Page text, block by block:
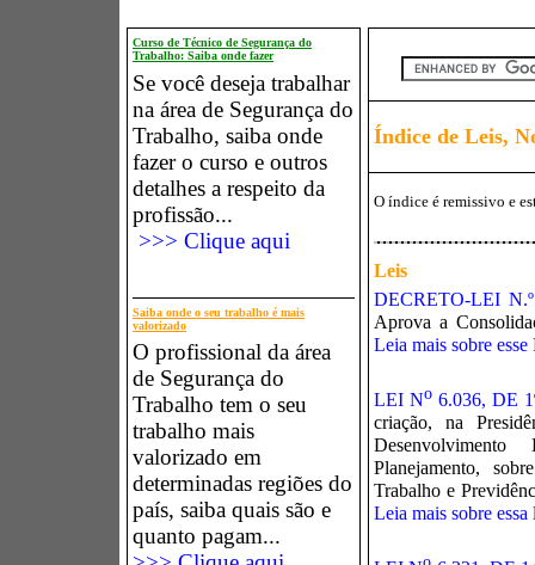
Curso de Técnico de Segurança do
Trabalho: Saiba onde fazer
Se você deseja trabalhar
na área de Segurança do
Trabalho, saiba onde
fazer o curso e outros
detalhes a respeito da
profissão...
>>> Clique aqui
Saiba onde o seu trabalho é mais
valorizado
O profissional da área
de Segurança do
Trabalho tem o seu
trabalho mais
valorizado em
determinadas regiões do
país, saiba quais são e
quanto pagam...
Índice de Leis,
O índice é remissivo e
Leis
DECRETO-LEI
Aprova a
Leia mais sobre
LEI No6.036, DE
criação, na
Planejamento,
Trabalho e
Leia mais sobre essa